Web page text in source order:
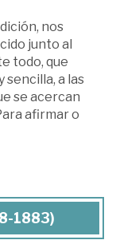
nos
junto al
todo, que
sencilla, a las
se acercan
afirmar o
1883)